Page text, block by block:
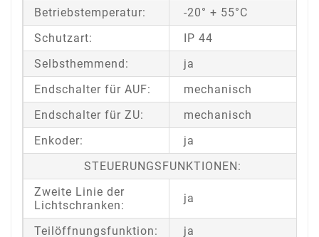
Betriebstemperatur:
-20° + 55°C
Schutzart:
IP 44
Selbsthemmend:
ja
Endschalter für AUF:
mechanisch
Endschalter für ZU:
mechanisch
Enkoder:
ja
STEUERUNGSFUNKTIONEN:
Zweite Linie der
Lichtschranken:
ja
Teilöffnungsfunktion: ja